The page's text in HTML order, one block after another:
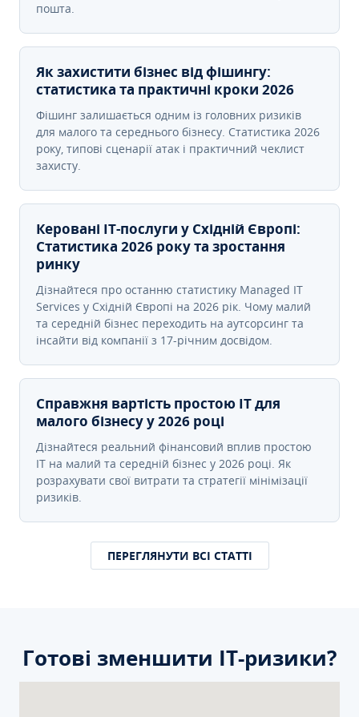
пошта.
Як захистити бізнес від фішингу:
статистика та практичні кроки 2026
Фішинг залишається одним із головних ризиків
для малого та середнього бізнесу. Статистика 2026
року, типові сценарії атак і практичний чеклист
захисту.
Керовані ІТ-послуги у Східній Європі:
Статистика 2026 року та зростання
ринку
Дізнайтеся про останню статистику Managed IT
Services у Східній Європі на 2026 рік. Чому малий
та середній бізнес переходить на аутсорсинг та
інсайти від компанії з 17-річним досвідом.
Справжня вартість простою IT для
малого бізнесу у 2026 році
Дізнайтеся реальний фінансовий вплив простою
IT на малий та середній бізнес у 2026 році. Як
розрахувати свої витрати та стратегії мінімізації
ризиків.
ПЕРЕГЛЯНУТИ ВСІ СТАТТІ
Готові зменшити ІТ-ризики?